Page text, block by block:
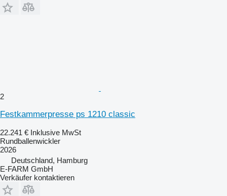
2
Festkammerpresse ps 1210 classic
22.241 € Inklusive MwSt
Rundballenwickler
2026
Deutschland, Hamburg
E-FARM GmbH
Verkäufer kontaktieren